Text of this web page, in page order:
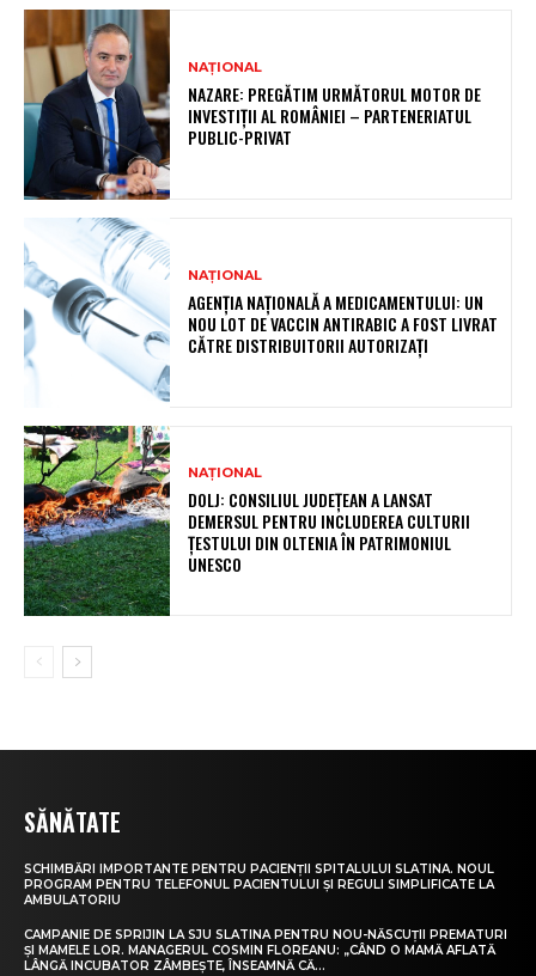
NAȚIONAL
NAZARE: PREGĂTIM URMĂTORUL MOTOR DE
INVESTIȚII AL ROMÂNIEI – PARTENERIATUL
PUBLIC-PRIVAT
NAȚIONAL
AGENȚIA NAȚIONALĂ A MEDICAMENTULUI: UN
NOU LOT DE VACCIN ANTIRABIC A FOST LIVRAT
CĂTRE DISTRIBUITORII AUTORIZAȚI
NAȚIONAL
DOLJ: CONSILIUL JUDEȚEAN A LANSAT
DEMERSUL PENTRU INCLUDEREA CULTURII
ȚESTULUI DIN OLTENIA ÎN PATRIMONIUL
UNESCO
SĂNĂTATE
SCHIMBĂRI IMPORTANTE PENTRU PACIENȚII SPITALULUI SLATINA. NOUL
PROGRAM PENTRU TELEFONUL PACIENTULUI ȘI REGULI SIMPLIFICATE LA
AMBULATORIU
CAMPANIE DE SPRIJIN LA SJU SLATINA PENTRU NOU-NĂSCUȚII PREMATURI
ȘI MAMELE LOR. MANAGERUL COSMIN FLOREANU: „CÂND O MAMĂ AFLATĂ
LÂNGĂ INCUBATOR ZÂMBEȘTE, ÎNSEAMNĂ CĂ...